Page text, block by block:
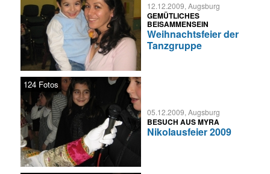
12.12.2009, Augsburg
GEMÜTLICHES
BEISAMMENSEIN
Weihnachtsfeier der
Tanzgruppe
124 Fotos
05.12.2009, Augsburg
BESUCH AUS MYRA
Nikolausfeier 2009